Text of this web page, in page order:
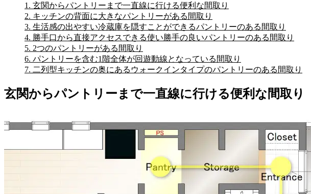
1. 玄関からパントリーまで一直線に行ける便利な間取り
2. キッチンの背面に大きなパントリーがある間取り
3. 生活感の出やすい冷蔵庫を隠すことができるパントリーのある間取り
4. 勝手口から直接アクセスできる使い勝手の良いパントリーのある間取り
5. 2つのパントリーがある間取り
6. パントリーを含む1階全体が回遊動線となっている間取り
7. 二列型キッチンの奥にあるウォークインタイプのパントリーのある間取り
玄関からパントリーまで一直線に行ける便利な間取り